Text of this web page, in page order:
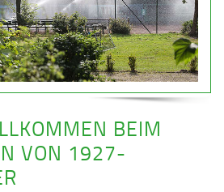
BEIM
VON 1927-